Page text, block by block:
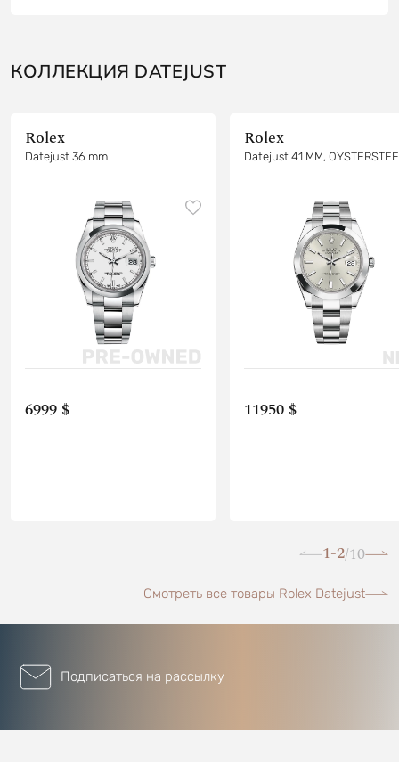
КОЛЛЕКЦИЯ DATEJUST
Rolex
Datejust 36 mm
6999 $
Rolex
Datejust 41 MM,
11950 $
1-2/10
Смотреть все товары Rolex Datejust
Подписаться на рассылку